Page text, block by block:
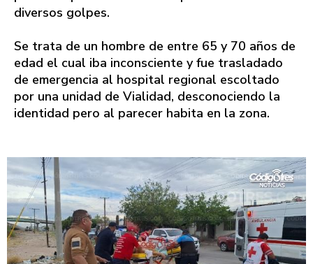
diversos golpes.
Se trata de un hombre de entre 65 y 70 años de
edad el cual iba inconsciente y fue trasladado
de emergencia al hospital regional escoltado
por una unidad de Vialidad, desconociendo la
identidad pero al parecer habita en la zona.